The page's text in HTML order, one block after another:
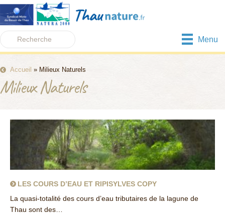
Menu
Accueil » Milieux Naturels
Milieux Naturels
LES COURS D’EAU ET RIPISYLVES COPY
La quasi-totalité des cours d’eau tributaires de la lagune de
Thau sont des…